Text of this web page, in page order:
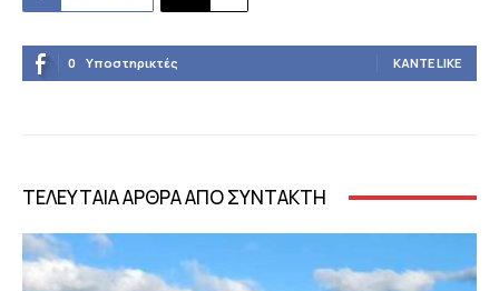
0 Υποστηρικτές ΚΆΝΤΕ LIKE
ΤΕΛΕΥΤΑΙΑ ΑΡΘΡΑ ΑΠΟ ΣΥΝΤΑΚΤΗ